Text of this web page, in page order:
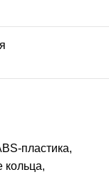
пластика,
кольца,